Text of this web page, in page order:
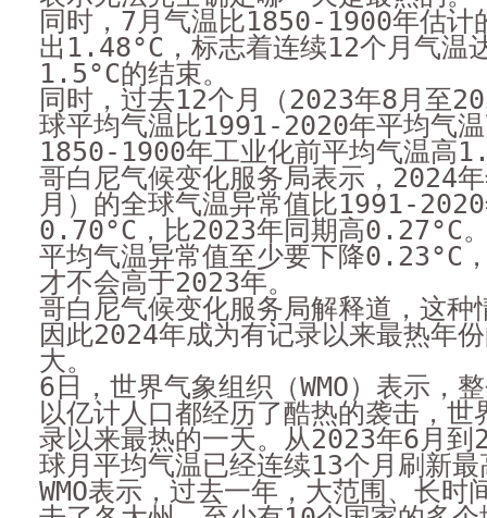
同时，7月气温比1850-1900年估计
出1.48°C，标志着连续12个月气温
1.5°C的结束。
同时，过去12个月（2023年8月至
球平均气温比1991-2020年平均气
1850-1900年工业化前平均气温高
哥白尼气候变化服务局表示，2024
月）的全球气温异常值比1991-
0.70°C，比2023年同期高0.27°C
平均气温异常值至少要下降0.23°C
才不会高于2023年。
哥白尼气候变化服务局解释道，这种
因此2024年成为有记录以来最热年
大。
6日，世界气象组织（WMO）表示，
以亿计人口都经历了酷热的袭击，世
录以来最热的一天。从2023年6月到
球月平均气温已经连续13个月刷新最
WMO表示，过去一年，大范围、长时